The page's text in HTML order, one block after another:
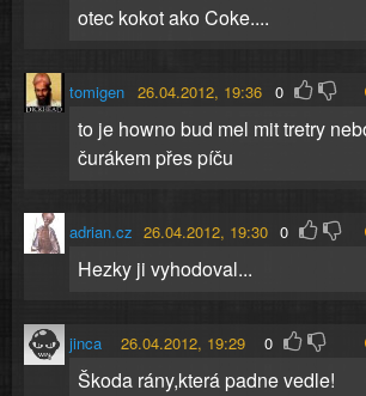
otec kokot ako Coke....
tomigen 26.04.2012, 19:36 0
to je howno bud mel mit tretry
čurákem přes píču
adrian.cz 26.04.2012, 19:30 0
Hezky ji vyhodoval...
jinca 26.04.2012, 19:29 0
Škoda rány,která padne vedle!